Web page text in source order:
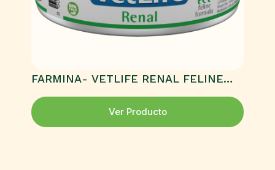
FARMINA- VETLIFE RENAL FELINE
HÚMEDO
Ver Producto